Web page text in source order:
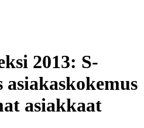
2013: S-
asiakkaat